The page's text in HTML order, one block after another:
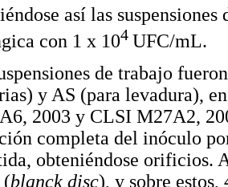
así las
con 1 x 104 UFC/mL.
de trabajo
y AS (para levadura),
2003 y CLSI M27A2,
completa del inóculo
obteniéndose orificios.
(blanck disc), y sobre